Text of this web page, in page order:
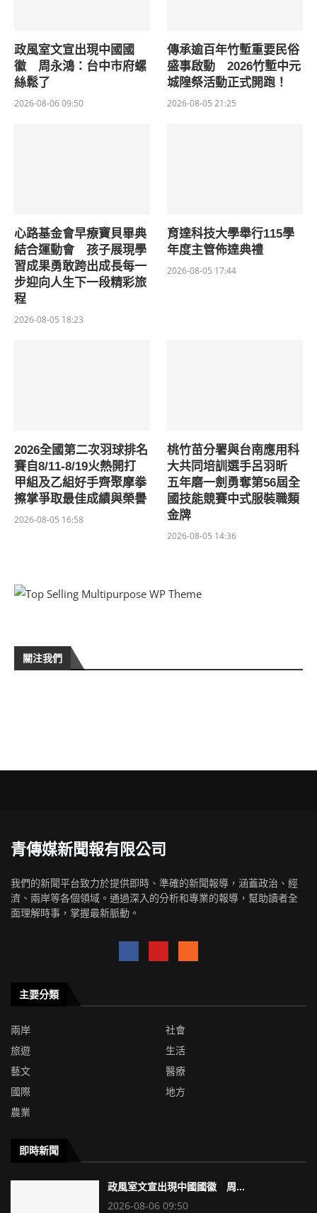
政風室文宣出現中國國
徽 周永鴻：台中市府螺
絲鬆了
2026-08-06 09:50
傳承逾百年竹塹重要民俗
盛事啟動 2026竹塹中元
城隍祭活動正式開跑！
2026-08-05 21:25
心路基金會早療寶貝畢典
結合運動會 孩子展現學
習成果勇敢跨出成長每一
步迎向人生下一段精彩旅
程
2026-08-05 18:23
育達科技大學舉行115學
年度主管佈達典禮
2026-08-05 17:44
2026全國第二次羽球排名
賽自8/11-8/19火熱開打
甲組及乙組好手齊聚摩拳
擦掌爭取最佳成績與榮譽
2026-08-05 16:58
桃竹苗分署與台南應用科
大共同培訓選手呂羽昕
五年磨一劍勇奪第56屆全
國技能競賽中式服裝職類
金牌
2026-08-05 14:36
關注我們
青傳媒新聞報有限公司
我們的新聞平台致力於提供即時、準確的新聞報導，涵蓋政治、經
濟、兩岸等各個領域。通過深入的分析和專業的報導，幫助讀者全
面理解時事，掌握最新脈動。
主要分類
兩岸
社會
旅遊
生活
藝文
醫療
國際
地方
農業
即時新聞
政風室文宣出現中國國徽 周...
2026-08-06 09:50